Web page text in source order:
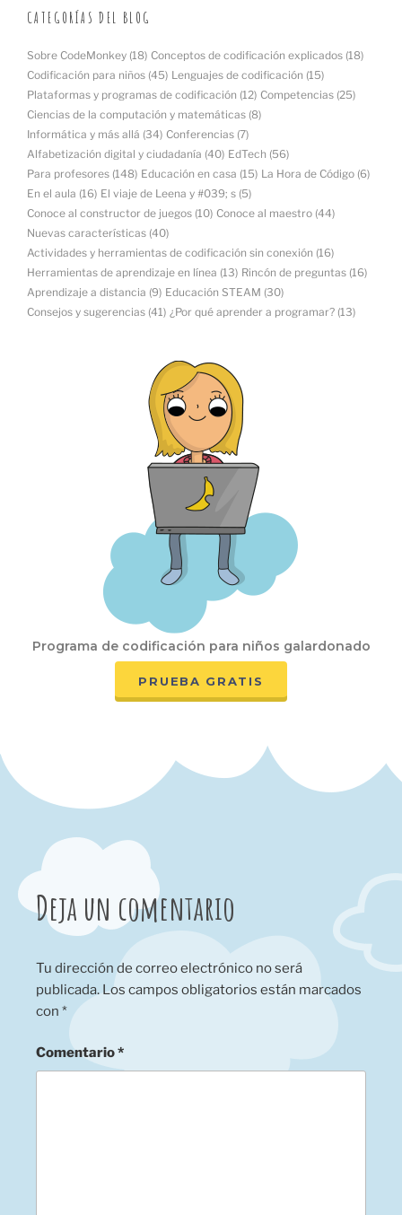
CATEGORÍAS DEL BLOG
Sobre CodeMonkey (18) Conceptos de codificación explicados (18)
Codificación para niños (45) Lenguajes de codificación (15)
Plataformas y programas de codificación (12) Competencias (25)
Ciencias de la computación y matemáticas (8)
Informática y más allá (34) Conferencias (7)
Alfabetización digital y ciudadanía (40) EdTech (56)
Para profesores (148) Educación en casa (15) La Hora de Código (6)
En el aula (16) El viaje de Leena y #039; s (5)
Conoce al constructor de juegos (10) Conoce al maestro (44)
Nuevas características (40)
Actividades y herramientas de codificación sin conexión (16)
Herramientas de aprendizaje en línea (13) Rincón de preguntas (16)
Aprendizaje a distancia (9) Educación STEAM (30)
Consejos y sugerencias (41) ¿Por qué aprender a programar? (13)
Programa de codificación para niños galardonado
PRUEBA GRATIS
Deja un comentario
Tu dirección de correo electrónico no será
publicada. Los campos obligatorios están marcados
con *
Comentario*